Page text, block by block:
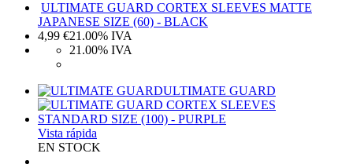
ULTIMATE GUARD CORTEX SLEEVES MATTE
JAPANESE SIZE (60) - BLACK
4,99 €21.00% IVA
21.00% IVA
ULTIMATE GUARD
Vista rápida
EN STOCK